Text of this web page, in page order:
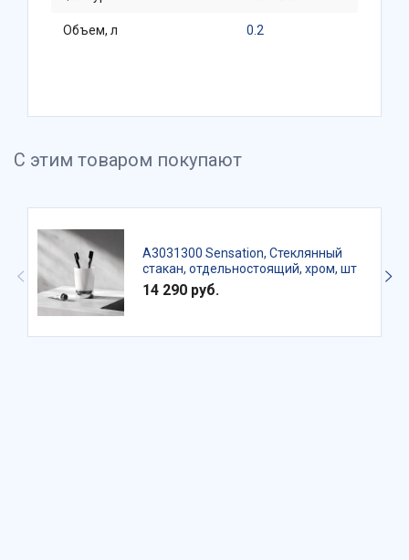
Объем, л 0.2
С этим товаром покупают
A3031300 Sensation, Стеклянный
стакан, отдельностоящий, хром, шт
14 290 руб.